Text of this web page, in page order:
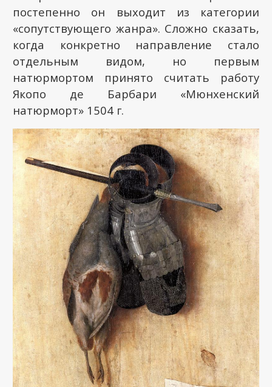
постепенно он выходит из категории
«сопутствующего жанра». Сложно сказать,
когда конкретно направление стало
отдельным видом, но первым
натюрмортом принято считать работу
Якопо де Барбари «Мюнхенский
натюрморт» 1504 г.